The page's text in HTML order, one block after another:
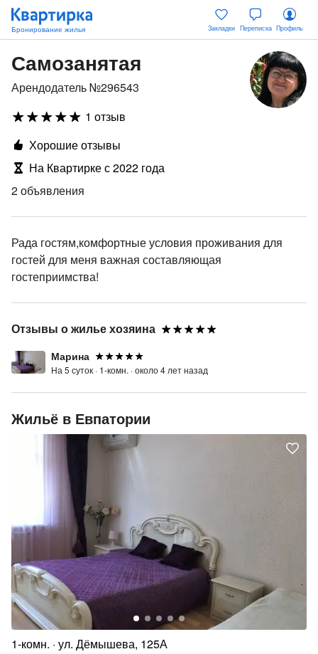
Закладки Переписка Профиль
Самозанятая
Арендодатель №296543
1 отзыв
Хорошие отзывы
На Квартирке с 2022 года
2 объявления
Рада гостям,комфортные условия проживания для
гостей для меня важная составляющая
гостеприимства!
Отзывы о жилье хозяина
Марина
На 5 суток · 1-комн. ·около 4 лет назад
Жильё в Евпатории
1-комн. ул. Дёмышева, 125А